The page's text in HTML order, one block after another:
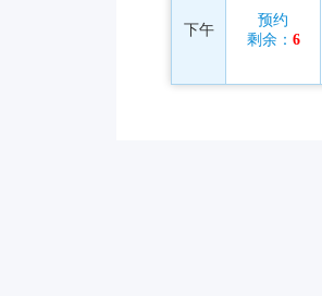
下午
预约
剩余： 6